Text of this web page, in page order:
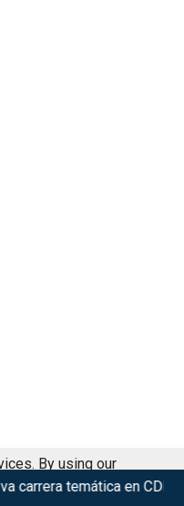
en CDMX Retorna The
By using our
cookies.
Got it